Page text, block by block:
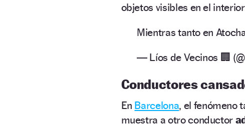
objetos visibles en el
Mientras tanto en
— Líos de Vecinos 🏢
Conductores
En Barcelona, el fenómeno
muestra a otro conductor